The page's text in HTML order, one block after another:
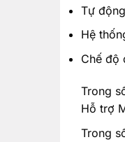
Tự
Hệ
Chế độ
Trong
Hỗ trợ
Trong